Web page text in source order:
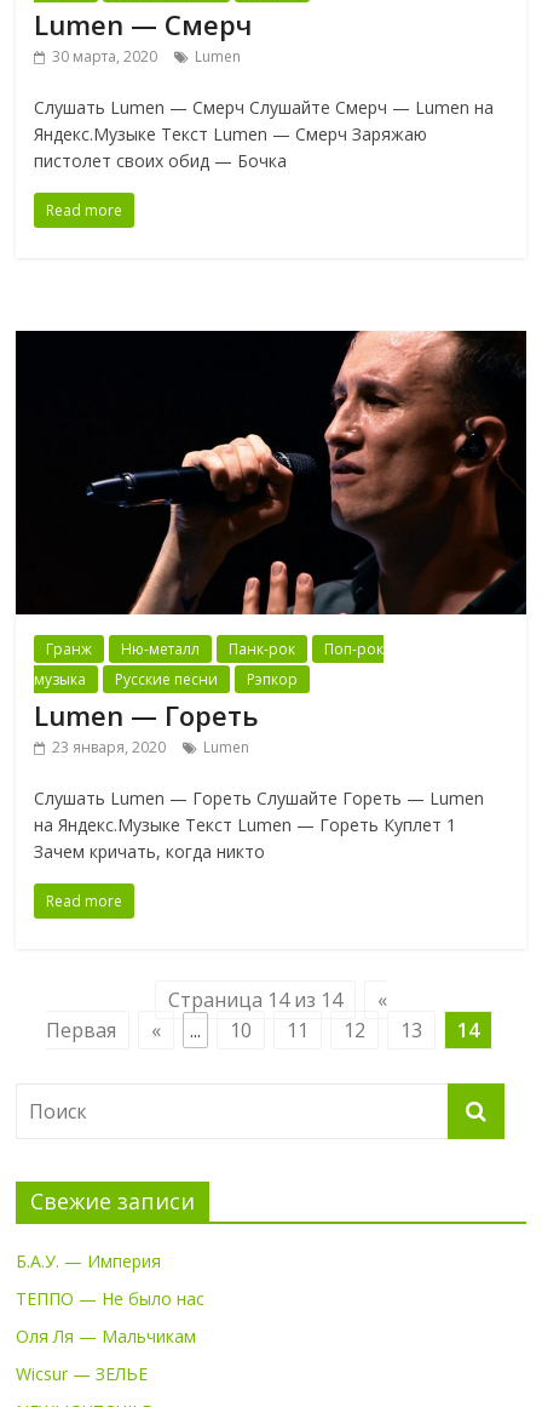
Lumen — Смерч
30 марта, 2020 Lumen
Слушать Lumen — Смерч Слушайте Смерч — Lumen на
Яндекс.Музыке Текст Lumen — Смерч Заряжаю
пистолет своих обид — Бочка
Read more
Гранж Ню-металл Панк-рок
Поп-рок
музыка
Русские песни Рэпкор
Lumen — Гореть
23 января, 2020 Lumen
Слушать Lumen — Гореть Слушайте Гореть — Lumen
на Яндекс.Музыке Текст Lumen — Гореть Куплет 1
Зачем кричать, когда никто
Read more
Страница 14 из 14
«
Первая
« ... 10 11 12 13 14
Свежие записи
Б.А.У. — Империя
ТЕППО — Не было нас
Оля Ля — Мальчикам
Wicsur — ЗЕЛЬЕ